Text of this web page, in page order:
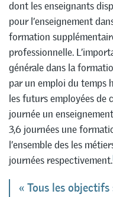
dont les enseignants
pour l’enseignement
formation
professionnelle.
générale dans la
par un emploi du temps
les futurs employées de
journée un
3,6 journées une
l’ensemble des les
journées respectivement.
« Tous les